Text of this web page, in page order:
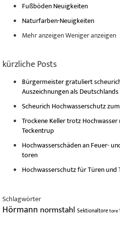
Fußböden Neuigkeiten
Naturfarben-Neuigkeiten
Mehr anzeigenWeniger anzeigen
kürzliche Posts
Bürgermeister gratuliert
Auszeichnungen als Deutschlands
Scheurich Hochwasserschutz
Trockene Keller trotz
Teckentrup
Hochwasserschäden an Feuer-
toren
Hochwasserschutz für Türen und
Schlagwörter
Hörmann normstahl Sektionaltoretore